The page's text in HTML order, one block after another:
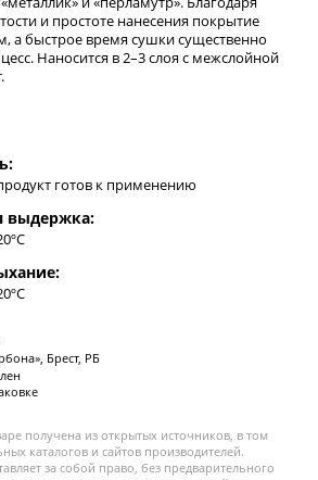
и простоте нанесения покрытие
а быстрое время сушки существенно
Наносится в 2–3 слоя с межслойной
готов к применению
выдержка:
Брест, РБ
получена из открытых источников, в том
каталогов и сайтов производителей.
за собой право, без предварительного